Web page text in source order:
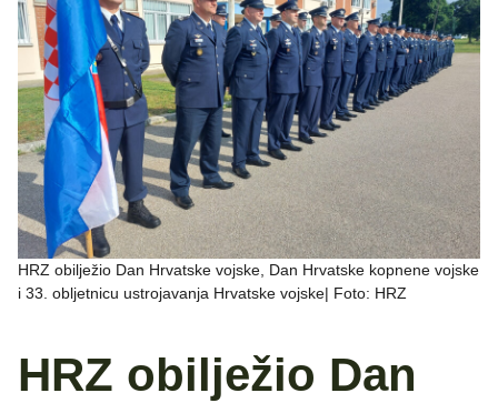
HRZ obilježio Dan Hrvatske vojske, Dan Hrvatske kopnene vojske
i 33. obljetnicu ustrojavanja Hrvatske vojske| Foto: HRZ
HRZ obilježio Dan